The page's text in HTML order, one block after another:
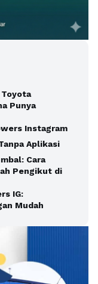
Punya
Instagram
Aplikasi
Cara
Pengikut di
IG:
Mudah